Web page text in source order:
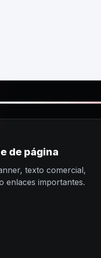
de página
texto comercial,
enlaces importantes.